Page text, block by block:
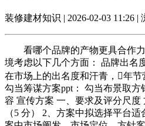
装修建材知识 | 2026-02-03 11:26 |
看哪个品牌的产物更具合作力
境考虑以下几个方面： 品牌出名
在市场上的出名度和汗青，年
勾当筹谋方案ppt： 勾当布景取
容 宣传方案 一、要求及评分尺
（5 分） 2、方案中拟选择平台